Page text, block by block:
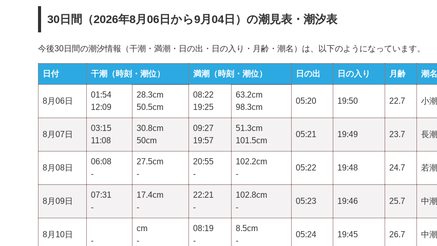
30日間（2026年8月06日から9月04日）の潮見表・潮汐表
今後30日間の潮汐情報（干潮・満潮・日の出・日の入り・月齢・潮名）は、以下のようになっています。
日付 干潮（時刻・潮位） 満潮（時刻・潮位） 日の出 日の入り 月齢 潮名
8月06日
01:54
12:09
28.3cm
50.5cm
08:22
19:25
63.2cm
98.3cm
05:20 19:50 22.7 小潮
8月07日
03:15
11:08
30.8cm
50cm
09:27
19:57
51.3cm
101.5cm
05:21 19:49 23.7 長潮
8月08日
06:08
-
27.5cm
-
20:55
-
102.2cm
-
05:22 19:48 24.7 若潮
8月09日
07:31
-
17.4cm
-
22:21
-
102.8cm
-
05:23 19:46 25.7 中潮
8月10日
-
cm
-
08:19
-
8.5cm
-
05:24 19:45 26.7 中潮